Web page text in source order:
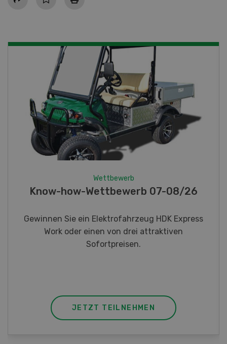
Fotorätsel 07-08/26
Gewinnen Sie eines von fünf LANDI
Taschenmessern
JETZT TEILNEHMEN